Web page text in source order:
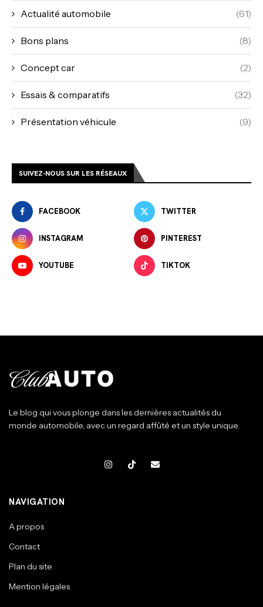
Actualité automobile (61)
Bons plans (8)
Concept car (2)
Essais & comparatifs (32)
Présentation véhicule (9)
SUIVEZ-NOUS SUR LES RÉSEAUX
FACEBOOK TWITTER
INSTAGRAM PINTEREST
YOUTUBE TIKTOK
Le blog qui vous plonge dans les dernières actualités du
monde automobile, avec un regard affûté et un style unique.
NAVIGATION
A propos
Contact
Plan du site
Mention légales